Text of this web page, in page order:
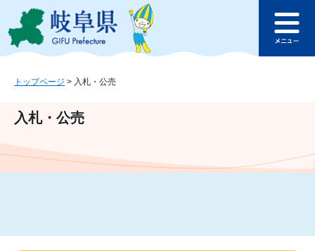
ジ
ュ
文
このページの本文へ
ュ
トップページ > 入札・公売
入札・公売